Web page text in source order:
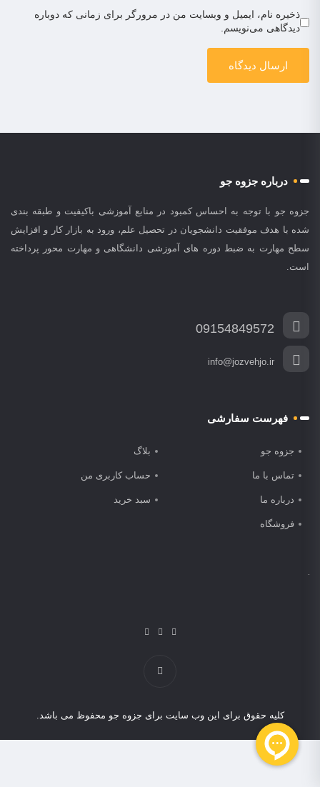
ذخیره نام، ایمیل و وبسایت من در مرورگر برای زمانی که دوباره
دیدگاهی می‌نویسم.
درباره جزوه جو
جزوه جو با توجه به احساس کمبود در منابع آموزشی باکیفیت و طبقه بندی
شده با هدف موفقیت دانشجویان در تحصیل علم، ورود به بازار کار و افزایش
سطح مهارت به ضبط دوره های آموزشی دانشگاهی و مهارت محور پرداخته
است.
09154849572
info@jozvehjo.ir
فهرست سفارشی
جزوه جو بلاگ
تماس با ما حساب کاربری من
درباره ما سبد خرید
فروشگاه
کلیه حقوق برای این وب سایت برای جزوه جو محفوظ می باشد.